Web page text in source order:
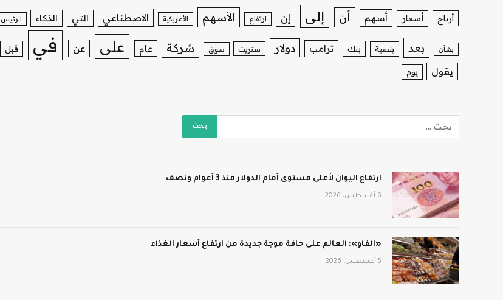
أرباح أسعار أسهم أن إلى إن ارتفاع الأسهم الأمريكية الاصطناعي التي الذكاء الرئيس
بشأن بعد بنسبة بنك ترامب دولار ستريت سوق شركة عام على عن في قبل
يقول يوم
ارتفاع اليوان لأعلى مستوى أمام الدولار منذ 3 أعوام ونصف
6 أغسطس، 2026
«الفاو»: العالم على حافة موجة جديدة من ارتفاع أسعار الغذاء
5 أغسطس، 2026